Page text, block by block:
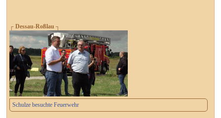
┌ Dessau-Roßlau ┐
Schulze besuchte Feuerwehr